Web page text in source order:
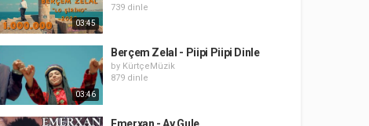
03:45
739 dinle
03:46
Berçem Zelal - Piipi Piipi Dinle
by KürtçeMüzik
879 dinle